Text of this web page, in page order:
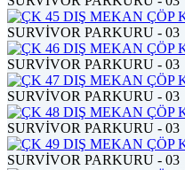
SURVİVOR PARKURU - 03
SURVİVOR PARKURU - 03
SURVİVOR PARKURU - 03
SURVİVOR PARKURU - 03
SURVİVOR PARKURU - 03